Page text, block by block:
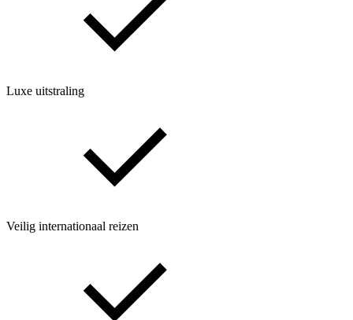
Luxe uitstraling
Veilig internationaal reizen